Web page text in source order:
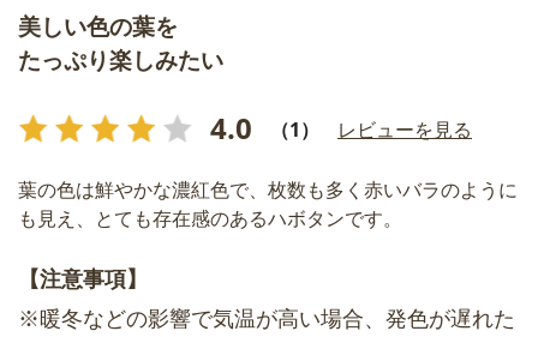
美しい色の葉を
たっぷり楽しみたい
4.0 （1） レビューを見る
葉の色は鮮やかな濃紅色で、枚数も多く赤いバラのように
も見え、とても存在感のあるハボタンです。
【注意事項】
※暖冬などの影響で気温が高い場合、発色が遅れた